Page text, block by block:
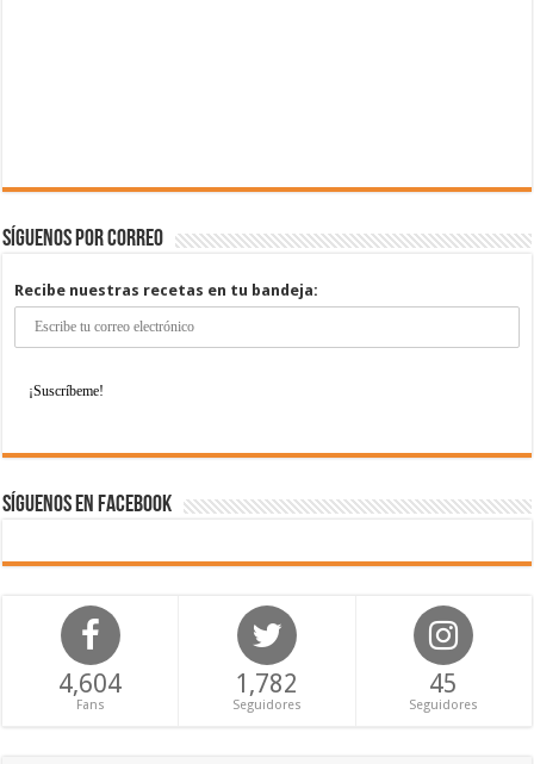
Síguenos por correo
Recibe nuestras recetas en tu bandeja:
Síguenos en Facebook
4,604
Fans
1,782
Seguidores
45
Seguidores